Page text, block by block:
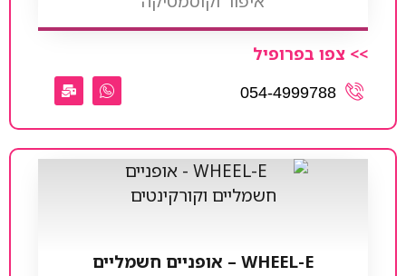
>> צפו בפרופיל
054-4999788
WHEEL-E – אופניים חשמליים